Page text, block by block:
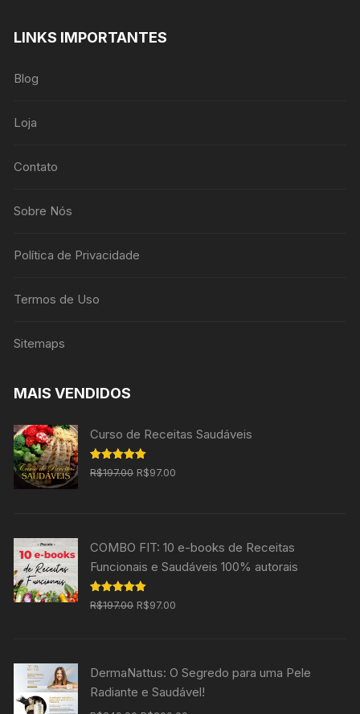
LINKS IMPORTANTES
Blog
Loja
Contato
Sobre Nós
Política de Privacidade
Termos de Uso
Sitemaps
MAIS VENDIDOS
Curso de Receitas Saudáveis
Avaliação
5.00de 5
R$197.00 O
R$197.00.
R$97.00
R$97.00.
COMBO FIT: 10 e-books de Receitas
Funcionais e Saudáveis 100% autorais
Avaliação
5.00de 5
R$197.00 O
R$197.00.
R$97.00
R$97.00.
DermaNattus: O Segredo para uma Pele
Radiante e Saudável!